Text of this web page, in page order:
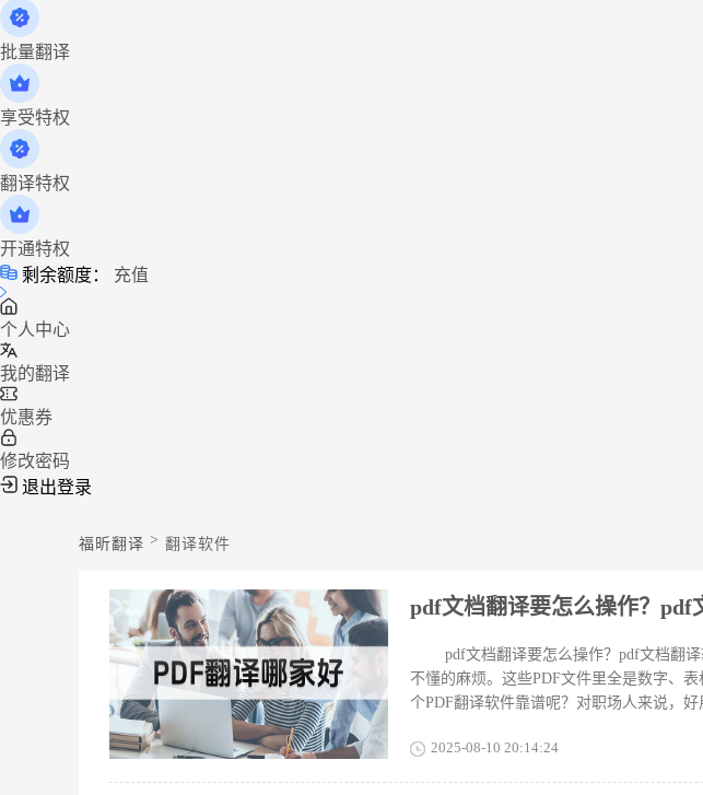
批量翻译
享受特权
翻译特权
开通特权
剩余额度：
充值
个人中心
我的翻译
优惠券
修改密码
退出登录
福昕翻译 > 翻译软件
pdf文档翻译要怎么操作？pdf
pdf文档翻译要怎么操作？pdf文档翻
不懂的麻烦。这些PDF文件里全是数字、
个PDF翻译软件靠谱呢？对职场人来说，
2025-08-10 20:14:24